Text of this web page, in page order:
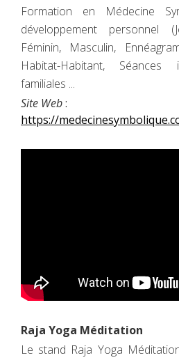
Formation en Médecine
développement personnel
Féminin, Masculin,
Habitat-Habitant, Séances
familiales ...
Site Web:
https://
Raja Yoga Méditation
Le stand Raja Yoga